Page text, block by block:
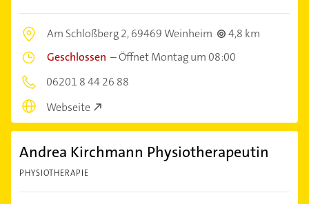
Am Schloßberg 2,69469 Weinheim
4,8 km
Geschlossen –Öffnet Montag um 08:00
06201 8 44 26 88
Webseite
Andrea Kirchmann Physiotherapeutin
PHYSIOTHERAPIE